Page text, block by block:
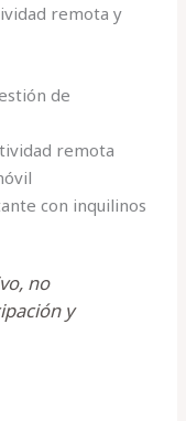
remota y
de
remota
con inquilinos
no
y